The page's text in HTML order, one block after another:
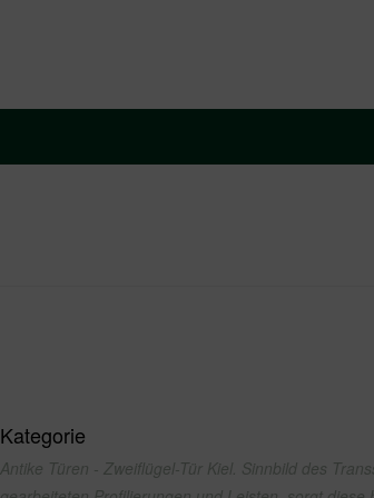
Kategorie
Antike Türen - Zweiflügel-Tür Kiel. Sinnbild des